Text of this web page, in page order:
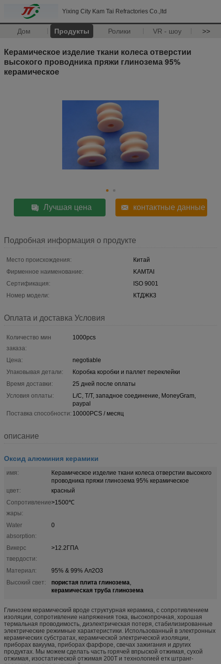
Yixing City Kam Tai Refractories Co.,ltd
Дом Продукты Ролики VR - шоу >>
Керамическое изделие ткани колеса отверстии
высокого проводника пряжи глинозема 95%
керамическое
Лучшая цена контактные данные
Подробная информация о продукте
Место происхождения:
Китай
Фирменное наименование:
KAMTAI
Сертификация:
ISO 9001
Номер модели:
КТДЖК3
Оплата и доставка Условия
Количество мин
заказа:
1000pcs
Цена:
negotiable
Упаковывая детали:
Коробка коробки и паллет переклейки
Время доставки:
25 дней после оплаты
Условия оплаты:
L/C, T/T, западное соединение, MoneyGram,
paypal
Поставка способности: 10000PCS / месяц
описание
Оксид алюминия керамики
имя:
Керамическое изделие ткани колеса отверстии высокого
проводника пряжи глинозема 95% керамическое
цвет:
красный
Сопротивление
жары:
>1500℃
Water
absorption:
0
Викерс
твердости:
>12.2ГПА
Материал:
95% & 99% Ал2О3
Высокий свет:
пористая плита глинозема,
керамическая труба глинозема
Глинозем керамический вроде структурная керамика, с сопротивлением
изоляции, сопротивление напряжения тока, высокопрочная, хорошая
термальная проводимость, диэлектрическая потеря, стабилизированные
электрические режимные характеристики. Использованный в электронных
керамических субстратах, керамической электрической изоляции,
приборах вакуума, приборах фарфоре, свечах зажигания и других
продуктах. Мы можем сделать часть горячей впрыской отжимая, сухой
отжимая, изостатической отжимая 200Т и технологией етк штранг-